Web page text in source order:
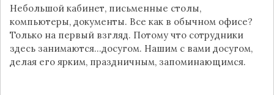
Небольшой кабинет, письменные столы,
компьютеры, документы. Все как в обычном офисе?
Только на первый взгляд. Потому что сотрудники
здесь занимаются…досугом. Нашим с вами досугом,
делая его ярким, праздничным, запоминающимся.